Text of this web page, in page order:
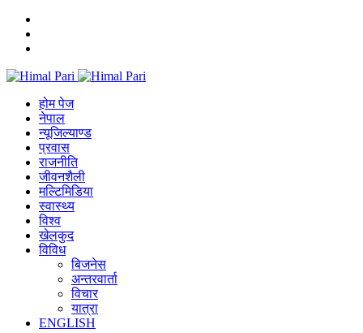
होम पेज
नेपाल
न्यूजिल्याण्ड
प्रवास
राजनीति
जीवनशैली
मल्टिमिडिया
स्वास्थ्य
विश्व
खेलकुद
विविध
बिजनेस
अन्तरवार्ता
विचार
यात्रा
ENGLISH